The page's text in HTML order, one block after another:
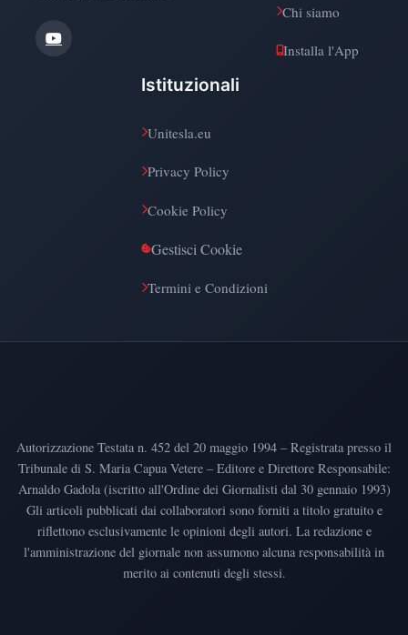
Chi siamo
Installa l'App
Istituzionali
Unitesla.eu
Privacy Policy
Cookie Policy
Gestisci Cookie
Termini e Condizioni
Autorizzazione Testata n. 452 del 20 maggio 1994 – Registrata presso il
Tribunale di S. Maria Capua Vetere – Editore e Direttore Responsabile:
Arnaldo Gadola (iscritto all'Ordine dei Giornalisti dal 30 gennaio 1993)
Gli articoli pubblicati dai collaboratori sono forniti a titolo gratuito e
riflettono esclusivamente le opinioni degli autori. La redazione e
l'amministrazione del giornale non assumono alcuna responsabilità in
merito ai contenuti degli stessi.